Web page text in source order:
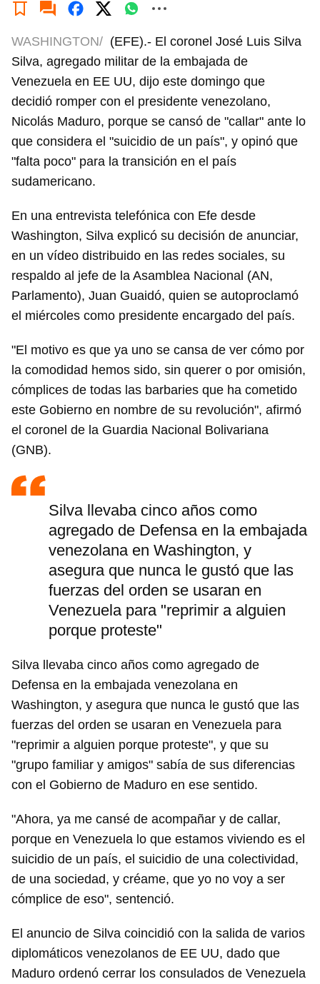
WASHINGTON/ (EFE).- El coronel José Luis Silva
Silva, agregado militar de la embajada de
Venezuela en EE UU, dijo este domingo que
decidió romper con el presidente venezolano,
Nicolás Maduro, porque se cansó de "callar" ante lo
que considera el "suicidio de un país", y opinó que
"falta poco" para la transición en el país
sudamericano.
En una entrevista telefónica con Efe desde
Washington, Silva explicó su decisión de anunciar,
en un vídeo distribuido en las redes sociales, su
respaldo al jefe de la Asamblea Nacional (AN,
Parlamento), Juan Guaidó, quien se autoproclamó
el miércoles como presidente encargado del país.
"El motivo es que ya uno se cansa de ver cómo por
la comodidad hemos sido, sin querer o por omisión,
cómplices de todas las barbaries que ha cometido
este Gobierno en nombre de su revolución", afirmó
el coronel de la Guardia Nacional Bolivariana
(GNB).
Silva llevaba cinco años como
agregado de Defensa en la embajada
venezolana en Washington, y
asegura que nunca le gustó que las
fuerzas del orden se usaran en
Venezuela para "reprimir a alguien
porque proteste"
Silva llevaba cinco años como agregado de
Defensa en la embajada venezolana en
Washington, y asegura que nunca le gustó que las
fuerzas del orden se usaran en Venezuela para
"reprimir a alguien porque proteste", y que su
"grupo familiar y amigos" sabía de sus diferencias
con el Gobierno de Maduro en ese sentido.
"Ahora, ya me cansé de acompañar y de callar,
porque en Venezuela lo que estamos viviendo es el
suicidio de un país, el suicidio de una colectividad,
de una sociedad, y créame, que yo no voy a ser
cómplice de eso", sentenció.
El anuncio de Silva coincidió con la salida de varios
diplomáticos venezolanos de EE UU, dado que
Maduro ordenó cerrar los consulados de Venezuela